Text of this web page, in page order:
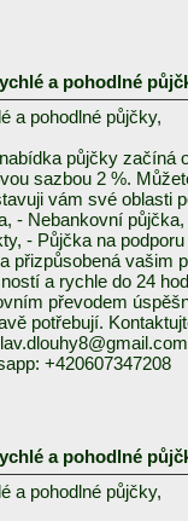
a pohodlné
a pohodlné půjčky,
půjčky začíná
sazbou 2 %.
vám své oblasti
- Nebankovní
- Půjčka na
přizpůsobená vašim
a rychle do 24
převodem
potřebují.
+420607347208
a pohodlné
a pohodlné půjčky,